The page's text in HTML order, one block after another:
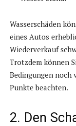
Wasserschäden
eines Autos
Wiederverkauf
Trotzdem können
Bedingungen noch
Punkte beachten.
2. Den